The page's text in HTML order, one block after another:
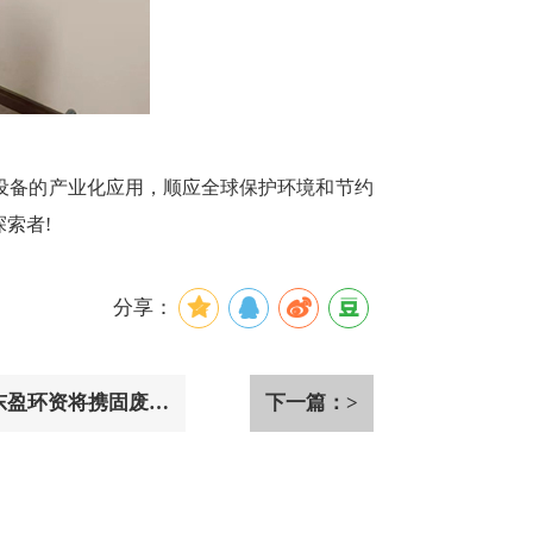
的产业化应用，顺应全球保护环境和节约
索者!
分享：
环资将携固废危 下一篇：>